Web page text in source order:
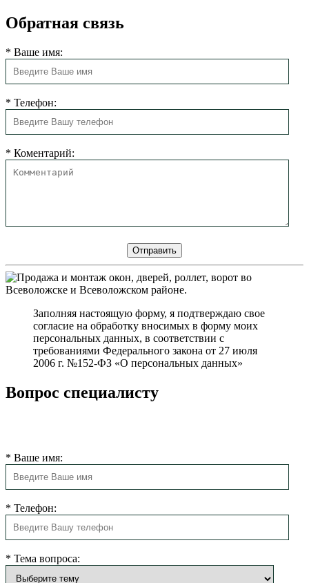
Обратная связь
* Ваше имя:
* Телефон:
* Коментарий:
Заполняя настоящую форму, я подтверждаю свое
согласие на обработку вносимых в форму моих
персональных данных, в соответствии с
требованиями Федерального закона от 27 июля
2006 г. №152-ФЗ «О персональных данных»
Вопрос специалисту
* Ваше имя:
* Телефон:
* Тема вопроса: